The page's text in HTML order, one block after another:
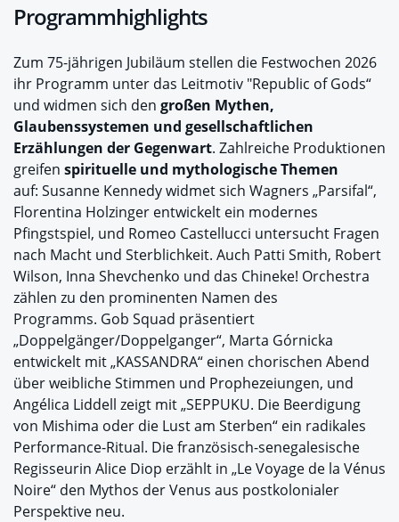
Programmhighlights
Zum 75-jährigen Jubiläum stellen die Festwochen 2026
ihr Programm unter das Leitmotiv "Republic of Gods“
und widmen sich den großen Mythen,
Glaubenssystemen und gesellschaftlichen
Erzählungen der Gegenwart. Zahlreiche Produktionen
greifen spirituelle und mythologische Themen
auf: Susanne Kennedy widmet sich Wagners „Parsifal“,
Florentina Holzinger entwickelt ein modernes
Pfingstspiel, und Romeo Castellucci untersucht Fragen
nach Macht und Sterblichkeit. Auch Patti Smith, Robert
Wilson, Inna Shevchenko und das Chineke! Orchestra
zählen zu den prominenten Namen des
Programms. Gob Squad präsentiert
„Doppelgänger/Doppelganger“, Marta Górnicka
entwickelt mit „KASSANDRA“ einen chorischen Abend
über weibliche Stimmen und Prophezeiungen, und
Angélica Liddell zeigt mit „SEPPUKU. Die Beerdigung
von Mishima oder die Lust am Sterben“ ein radikales
Performance-Ritual. Die französisch-senegalesische
Regisseurin Alice Diop erzählt in „Le Voyage de la Vénus
Noire“ den Mythos der Venus aus postkolonialer
Perspektive neu.